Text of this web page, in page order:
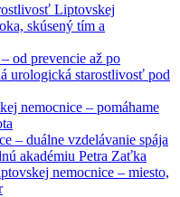
Liptovskej
skúsený tím a
od prevencie až po
urologická starostlivosť pod
nemocnice – pomáhame
– duálne vzdelávanie spája
akadémiu Petra Zaťka
nemocnice – miesto,